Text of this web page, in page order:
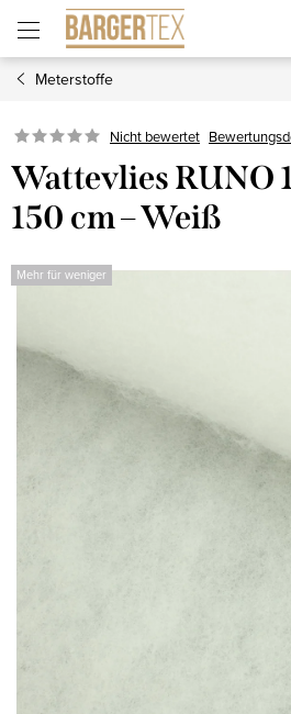
Inhalt
springen
Meterstoffe
Nicht bewertet
Wattevlies RUNO
150 cm – Weiß
Mehr für weniger